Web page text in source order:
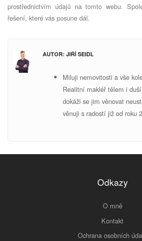
prostřednictvím údajů na tomto webu.
řešení, které vás posune dál.
AUTOR: JIŘÍ SEIDL
Miluji nemovitosti a vše
Realitní makléř tělem i
dokáži se jim věnovat
věnuji s radostí již od roku
Odkazy
O mně
Kontakt
Ochrana osobních